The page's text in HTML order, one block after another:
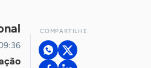
COMPARTILHE